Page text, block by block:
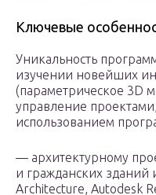
Ключевые
Уникальность
изучении новейших
(параметрическое 3D
управление
использованием
— архитектурному
и гражданских зданий
Architecture, Autodesk